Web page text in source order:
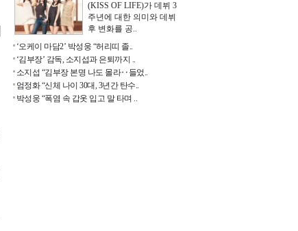
(KISS OF LIFE)가 데뷔 3
주년에 대한 의미와 데뷔
후 변화를 공..
‘오케이 마담2’ 박성웅 “허리띠 졸..
‘김부장’ 감독, 소지섭과 은퇴까지 ..
소지섭 “김부장 본명 나도 몰라‥들었..
엄정화 “신체 나이 30대, 3년간 탄수..
박성웅 “폭염 속 갑옷 입고 말 타며 ..